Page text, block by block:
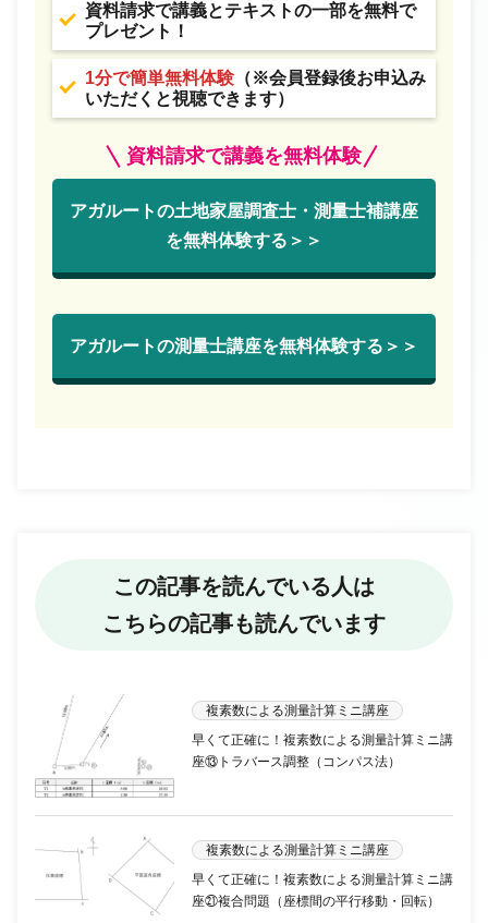
資料請求で講義とテキストの一部を無料で
プレゼント！
1分で簡単無料体験 （※会員登録後お申込み
いただくと視聴できます）
資料請求で講義を無料体験
アガルートの土地家屋調査士・測量士補講座
を無料体験する＞＞
アガルートの測量士講座を無料体験する＞＞
この記事を読んでいる人は
こちらの記事も読んでいます
複素数による測量計算ミニ講座
早くて正確に！複素数による測量計算ミニ講
座⑬トラバース調整（コンパス法）
複素数による測量計算ミニ講座
早くて正確に！複素数による測量計算ミニ講
座㉑複合問題（座標間の平行移動・回転）